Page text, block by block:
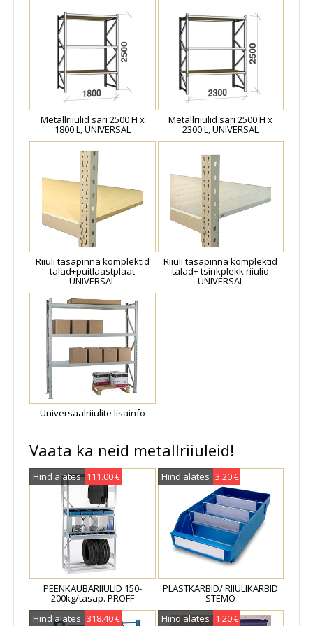
Metallriiulid sari 2500 H x
1800 L, UNIVERSAL
Metallriiulid sari 2500 H x
2300 L, UNIVERSAL
Riiuli tasapinna komplektid
talad+puitlaastplaat
UNIVERSAL
Riiuli tasapinna komplektid
talad+ tsinkplekk riiulid
UNIVERSAL
Universaalriiulite lisainfo
Vaata ka neid metallriiuleid!
Hind alates 111.00 €
PEENKAUBARIIULID 150-
200kg/tasap. PROFF
Hind alates 3.20 €
PLASTKARBID/ RIIULIKARBID
STEMO
Hind alates 318.40 € Hind alates 1.20 €